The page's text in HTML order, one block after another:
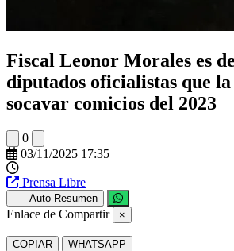
Fiscal Leonor Morales es
diputados oficialistas que la
socavar comicios del 2023
0
03/11/2025 17:35
Prensa Libre
Auto Resumen
Enlace de Compartir ×
COPIAR WHATSAPP